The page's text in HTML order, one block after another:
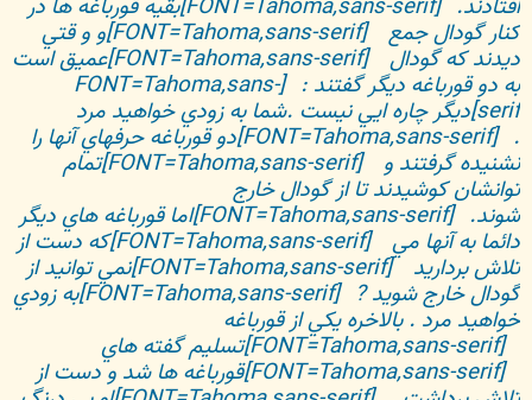
کنار گودال جمع [FONT=Tahoma,sans-serif]و و قتي
ديدند که گودال [FONT=Tahoma,sans-serif]عميق است
به دو قورباغه ديگر گفتند : [FONT=Tahoma,sans-
serif]ديگر چاره ايي نيست .شما به زودي خواهيد مرد
. [FONT=Tahoma,sans-serif]دو قورباغه حرفهاي آنها را
نشنيده گرفتند و [FONT=Tahoma,sans-serif]تمام
توانشان کوشيدند تا از گودال خارج
شوند. [FONT=Tahoma,sans-serif]اما قورباغه هاي ديگر
دائما به آنها مي [FONT=Tahoma,sans-serif]که دست از
تلاش برداريد [FONT=Tahoma,sans-serif]نمي توانيد از
گودال خارج شويد ? [FONT=Tahoma,sans-serif]به زودي
خواهيد مرد . بالاخره يکي از قورباغه
[FONT=Tahoma,sans-serif]تسليم گفته هاي
[FONT=Tahoma,sans-serif]قورباغه ها شد و دست از